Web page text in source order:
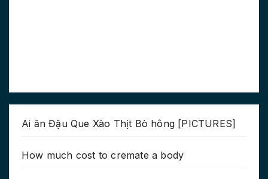
Ai ăn Đậu Que Xào Thịt Bò hông [PICTURES]
How much cost to cremate a body